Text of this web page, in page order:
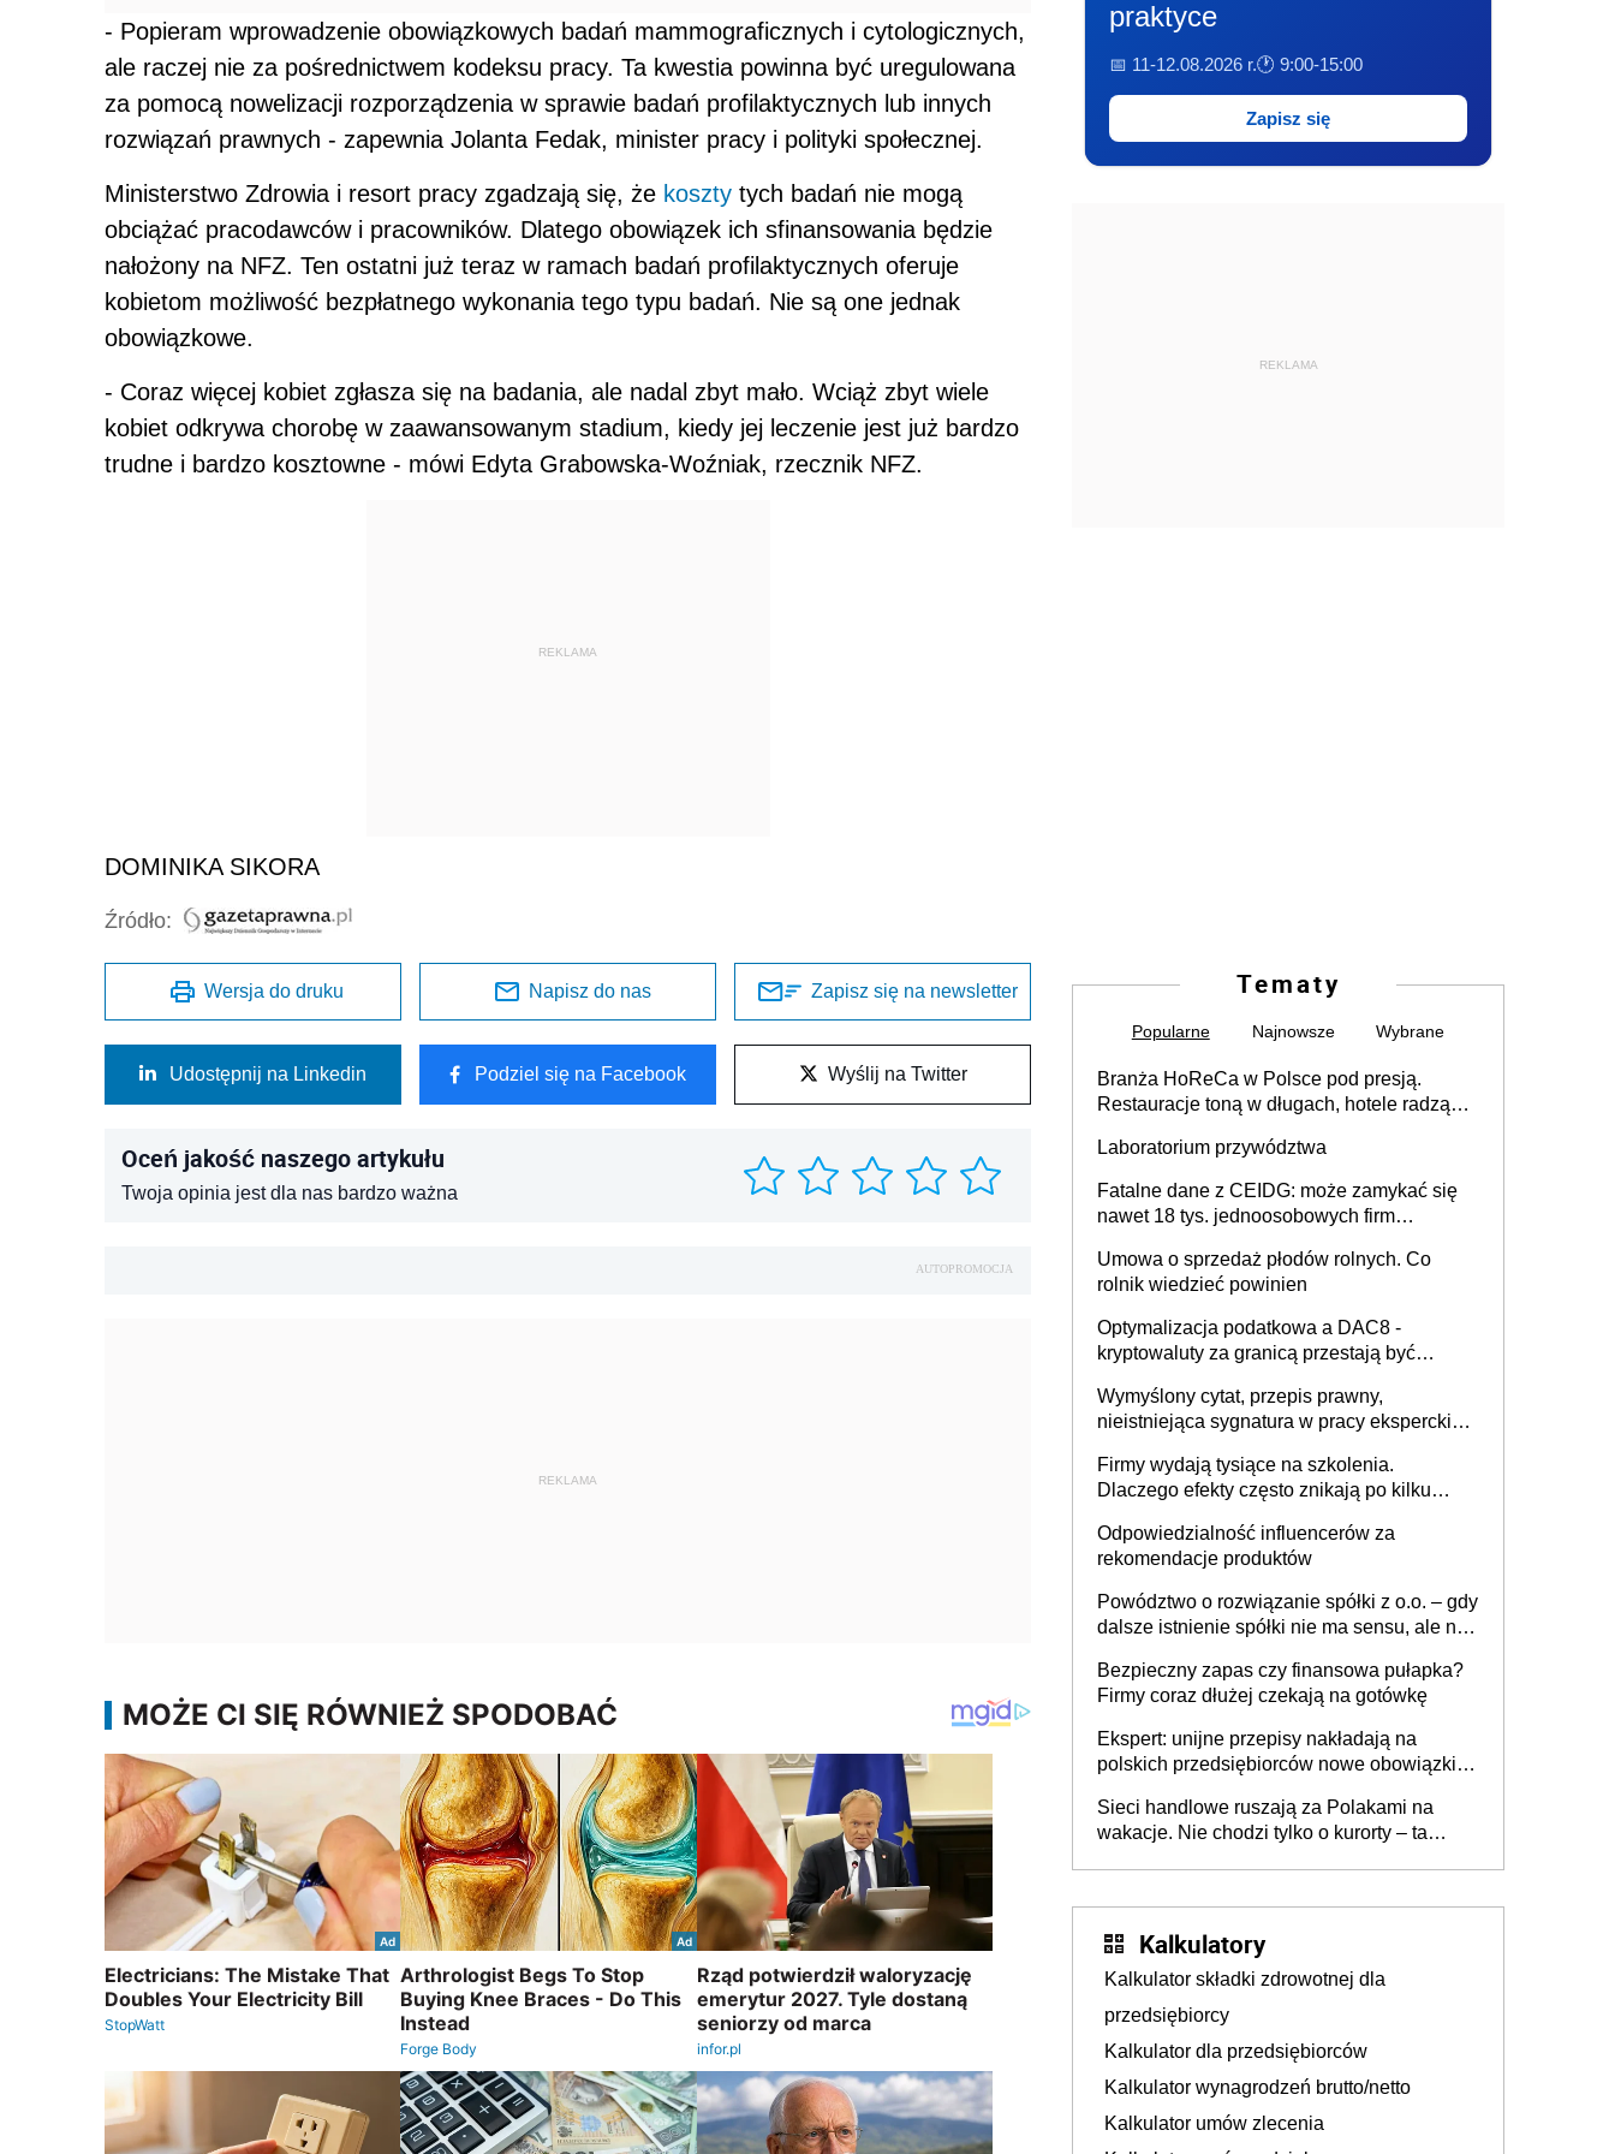
- Popieram wprowadzenie obowiązkowych badań mammograficznych i cytologicznych,
ale raczej nie za pośrednictwem kodeksu pracy. Ta kwestia powinna być uregulowana
za pomocą nowelizacji rozporządzenia w sprawie badań profilaktycznych lub innych
rozwiązań prawnych - zapewnia Jolanta Fedak, minister pracy i polityki społecznej.
Ministerstwo Zdrowia i resort pracy zgadzają się, że koszty tych badań nie mogą
obciążać pracodawców i pracowników. Dlatego obowiązek ich sfinansowania będzie
nałożony na NFZ. Ten ostatni już teraz w ramach badań profilaktycznych oferuje
kobietom możliwość bezpłatnego wykonania tego typu badań. Nie są one jednak
obowiązkowe.
- Coraz więcej kobiet zgłasza się na badania, ale nadal zbyt mało. Wciąż zbyt wiele
kobiet odkrywa chorobę w zaawansowanym stadium, kiedy jej leczenie jest już bardzo
trudne i bardzo kosztowne - mówi Edyta Grabowska-Woźniak, rzecznik NFZ.
REKLAMA
DOMINIKA SIKORA
Źródło:
Wersja do druku Napisz do nas Zapisz się na newsletter
Udostępnij na Linkedin Podziel się na Facebook Wyślij na Twitter
Oceń jakość naszego artykułu
Twoja opinia jest dla nas bardzo ważna
AUTOPROMOCJA
REKLAMA
praktyce
📅 11-12.08.2026 r.🕐 9:00-15:00
Zapisz się
REKLAMA
Tematy
Popularne Najnowsze Wybrane
Branża HoReCa w Polsce pod presją.
Restauracje toną w długach, hotele radzą
Laboratorium przywództwa
Fatalne dane z CEIDG: może zamykać się
nawet 18 tys. jednoosobowych firm
Umowa o sprzedaż płodów rolnych. Co
rolnik wiedzieć powinien
Optymalizacja podatkowa a DAC8 -
kryptowaluty za granicą przestają być
Wymyślony cytat, przepis prawny,
nieistniejąca sygnatura w pracy eksperckiej -
firmie
Firmy wydają tysiące na szkolenia.
Dlaczego efekty często znikają po kilku
Odpowiedzialność influencerów za
rekomendacje produktów
Powództwo o rozwiązanie spółki z o.o. – gdy
dalsze istnienie spółki nie ma sensu, ale nie
Bezpieczny zapas czy finansowa pułapka?
Firmy coraz dłużej czekają na gotówkę
Ekspert: unijne przepisy nakładają na
polskich przedsiębiorców nowe obowiązki w
Sieci handlowe ruszają za Polakami na
wakacje. Nie chodzi tylko o kurorty – ta
Kalkulatory
Kalkulator składki zdrowotnej dla
przedsiębiorcy
Kalkulator dla przedsiębiorców
Kalkulator wynagrodzeń brutto/netto
Kalkulator umów zlecenia